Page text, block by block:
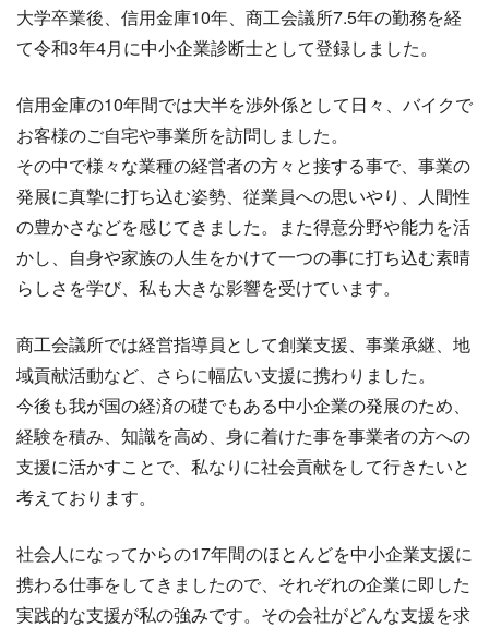
大学卒業後、信用金庫10年、商工会議所7.5年の勤務を経
て令和3年4月に中小企業診断士として登録しました。
信用金庫の10年間では大半を渉外係として日々、バイクで
お客様のご自宅や事業所を訪問しました。
その中で様々な業種の経営者の方々と接する事で、事業の
発展に真摯に打ち込む姿勢、従業員への思いやり、人間性
の豊かさなどを感じてきました。また得意分野や能力を活
かし、自身や家族の人生をかけて一つの事に打ち込む素晴
らしさを学び、私も大きな影響を受けています。
商工会議所では経営指導員として創業支援、事業承継、地
域貢献活動など、さらに幅広い支援に携わりました。
今後も我が国の経済の礎でもある中小企業の発展のため、
経験を積み、知識を高め、身に着けた事を事業者の方への
支援に活かすことで、私なりに社会貢献をして行きたいと
考えております。
社会人になってからの17年間のほとんどを中小企業支援に
携わる仕事をしてきましたので、それぞれの企業に即した
実践的な支援が私の強みです。その会社がどんな支援を求